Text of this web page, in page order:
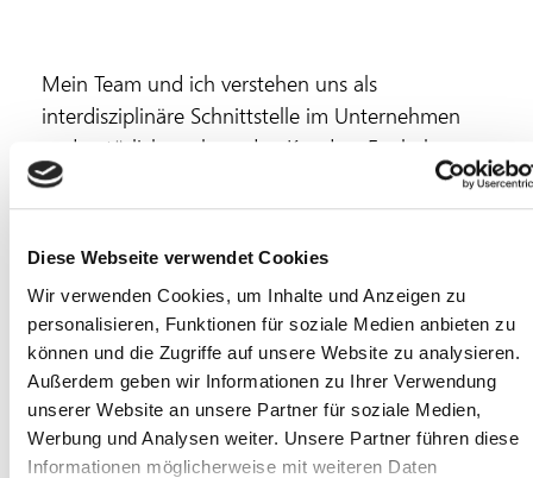
Diese Webseite verwendet Cookies
Wir verwenden Cookies, um Inhalte und Anzeigen zu
personalisieren, Funktionen für soziale Medien anbieten zu
können und die Zugriffe auf unsere Website zu analysieren.
Außerdem geben wir Informationen zu Ihrer Verwendung
unserer Website an unsere Partner für soziale Medien,
Werbung und Analysen weiter. Unsere Partner führen diese
Informationen möglicherweise mit weiteren Daten
Mein Team und ich verstehen uns als
interdisziplinäre Schnittstelle im Unternehmen
und natürlich auch zu den Kunden. Egal ob aus
Deutschland, USA, China, usw. – sie schätzen
Fritz Winter als Entwicklungspartner und sehen
darin eine, wenn nicht die große Stärke.
gelernt: Hier leistet jeder seinen Teil und hat auch
die Möglichkeit sich selbst zu entwickeln. Viele
meiner Kollegen verbringen wie ich bereits ihr
gesamtes Berufsleben bei uns. Mitarbeiterinnen
und Mitarbeiter über so lange Zeiträume zu
halten gelingt nur mit Motivation und einem